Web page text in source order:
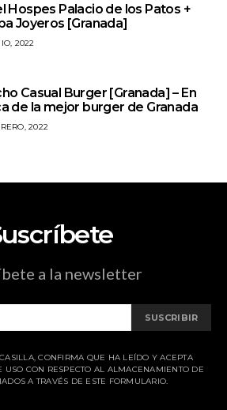
Hospes Palacio de los Patos +
Joyeros [Granada]
2022
Casual Burger [Granada] – En
de la mejor burger de Granada
2022
a la newsletter
SUSCRIBIR
CONFIRMA QUE HA LEÍDO Y ACEPTA
USO CON RESPECTO AL ALMACENAMIENTO DE
A TRAVÉS DE ESTE FORMULARIO.